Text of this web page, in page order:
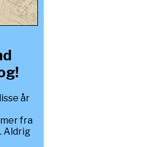
år
fra
Aldrig